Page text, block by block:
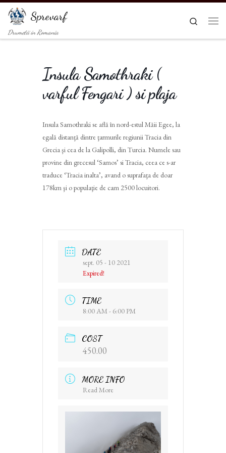
Sari la conținut
Sprevarf
Drumetii in Romania
Search
Insula Samothraki (
varful Fengari ) si plaja
Insula Samothraki se află în nord-estul Măii Egee, la
egală distanţă dintre ţarmurile regiunii Tracia din
Grecia şi cea de la Galipolli, din Turcia. Numele sau
provine din grecesul ‘Samos’ si Tracia, ceea ce s-ar
traduce ‘Tracia inalta’, avand o suprafaţa de doar
178km şi o populaţie de cam 2500 locuitori.
DATE
sept. 05 - 10 2021
Expired!
TIME
8:00 AM - 6:00 PM
COST
450.00
MORE INFO
Read More